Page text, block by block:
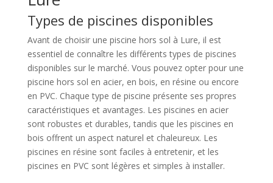
Types de piscines disponibles
Avant de choisir une piscine hors sol à Lure, il est
essentiel de connaître les différents types de piscines
disponibles sur le marché. Vous pouvez opter pour une
piscine hors sol en acier, en bois, en résine ou encore
en PVC. Chaque type de piscine présente ses propres
caractéristiques et avantages. Les piscines en acier
sont robustes et durables, tandis que les piscines en
bois offrent un aspect naturel et chaleureux. Les
piscines en résine sont faciles à entretenir, et les
piscines en PVC sont légères et simples à installer.